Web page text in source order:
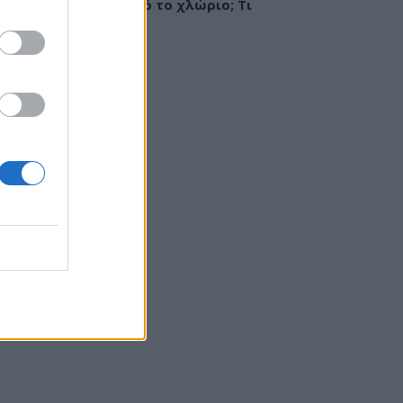
ή ερεθισμός από το χλώριο; Τι